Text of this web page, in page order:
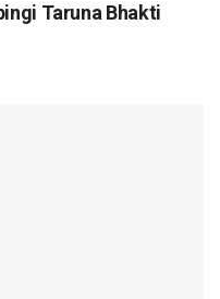
Taruna Bhakti